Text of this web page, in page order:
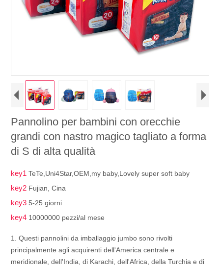
Pannolino per bambini con orecchie
grandi con nastro magico tagliato a forma
di S di alta qualità
key1TeTe,Uni4Star,OEM,my baby,Lovely super soft baby
key2 Fujian, Cina
key35-25 giorni
key4 10000000 pezzi/al mese
1. Questi pannolini da imballaggio jumbo sono rivolti
principalmente agli acquirenti dell'America centrale e
meridionale, dell'India, di Karachi, dell'Africa, della Turchia e di